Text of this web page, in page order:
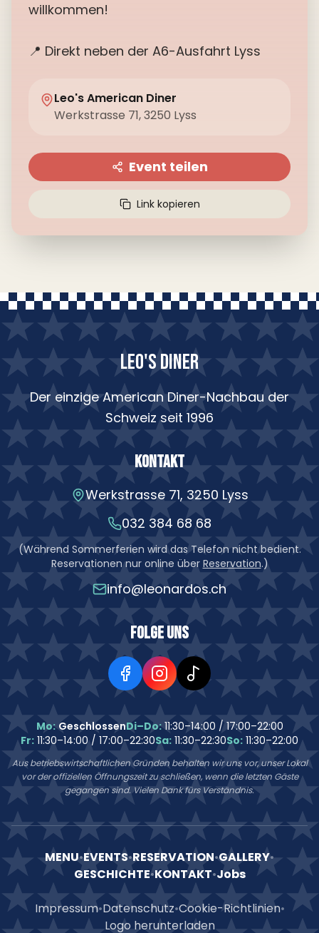
willkommen!
📍 Direkt neben der A6-Ausfahrt Lyss
Leo's American Diner
Werkstrasse 71, 3250 Lyss
Event teilen
Link kopieren
LEO'S DINER
Der einzige American Diner-Nachbau der
Schweiz seit 1996
Kontakt
Werkstrasse 71, 3250 Lyss
032 384 68 68
(Während Sommerferien wird das Telefon nicht bedient.
Reservationen nur online über Reservation.)
info@leonardos.ch
Folge uns
Mo: GeschlossenDi–Do: 11:30–14:00 / 17:00–22:00
Fr: 11:30–14:00 / 17:00–22:30Sa: 11:30–22:30So: 11:30–22:00
Aus betriebswirtschaftlichen Gründen behalten wir uns vor, unser Lokal
vor der offiziellen Öffnungszeit zu schließen, wenn die letzten Gäste
gegangen sind. Vielen Dank fürs Verständnis.
MENU•EVENTS•RESERVATION•GALLERY•
GESCHICHTE•KONTAKT•Jobs
Impressum•Datenschutz•Cookie-Richtlinien•
Logo herunterladen